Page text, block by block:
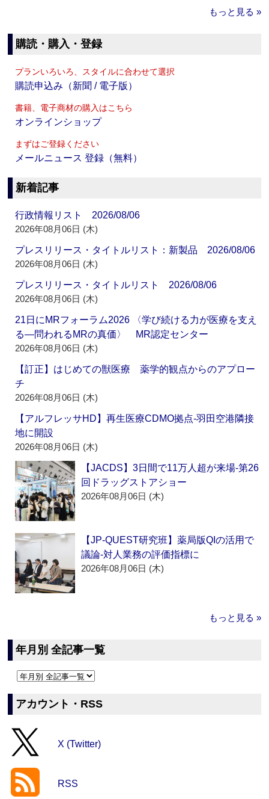
もっと見る »
購読・購入・登録
プランいろいろ、スタイルに合わせて選択
購読申込み（新聞 / 電子版）
書籍、電子商材の購入はこちら
オンラインショップ
まずはご登録ください
メールニュース 登録（無料）
新着記事
行政情報リスト 2026/08/06
2026年08月06日 (木)
プレスリリース・タイトルリスト：新製品 2026/08/06
2026年08月06日 (木)
プレスリリース・タイトルリスト 2026/08/06
2026年08月06日 (木)
21日にMRフォーラム2026 〈学び続ける力が医療を支え
る―問われるMRの真価〉 MR認定センター
2026年08月06日 (木)
【訂正】はじめての獣医療 薬学的観点からのアプロー
チ
2026年08月06日 (木)
【アルフレッサHD】再生医療CDMO拠点‐羽田空港隣接
地に開設
2026年08月06日 (木)
【JACDS】3日間で11万人超が来場‐第26
回ドラッグストアショー
2026年08月06日 (木)
【JP-QUEST研究班】薬局版QIの活用で
議論‐対人業務の評価指標に
2026年08月06日 (木)
もっと見る »
年月別 全記事一覧
アカウント・RSS
X (Twitter)
RSS